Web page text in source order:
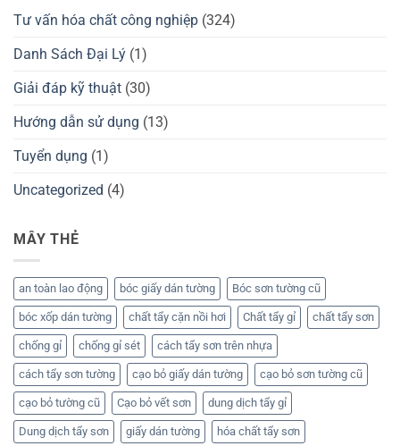
Tư vấn hóa chất công nghiệp (324)
Danh Sách Đại Lý (1)
Giải đáp kỹ thuật (30)
Hướng dẫn sử dụng (13)
Tuyển dụng (1)
Uncategorized (4)
MÂY THẺ
an toàn lao động bóc giấy dán tường Bóc sơn tường cũ
bóc xốp dán tường chất tẩy cặn nồi hơi Chất tẩy gỉ chất tẩy sơn
chống gỉ chống gỉ sét cách tẩy sơn trên nhựa
cách tẩy sơn tường cạo bỏ giấy dán tường cạo bỏ sơn tường cũ
cạo bỏ tường cũ Cạo bỏ vết sơn dung dịch tẩy gỉ
Dung dịch tẩy sơn giấy dán tường hóa chất tẩy sơn